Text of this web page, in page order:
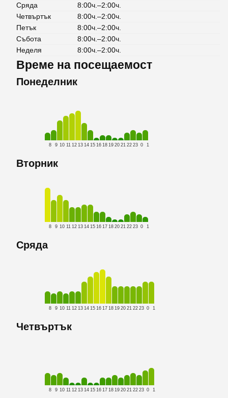
Сряда
8:00ч.–2:00ч.
Четвъртък
8:00ч.–2:00ч.
Петък
8:00ч.–2:00ч.
Събота
8:00ч.–2:00ч.
Неделя
8:00ч.–2:00ч.
Време на посещаемост
Понеделник
8 9 10 11 12 13 14 15 16 18 19 20 21 22 23 0 1
Вторник
8 9 10 11 12 13 14 15 16 17 18 20 21 22 23 0 1
Сряда
8 9 10 11 12 13 14 15 16 17 18 19 20 21 22 23 0 1
Четвъртък
8 9 10 11 12 13 14 15 16 17 18 19 20 21 22 23 0 1